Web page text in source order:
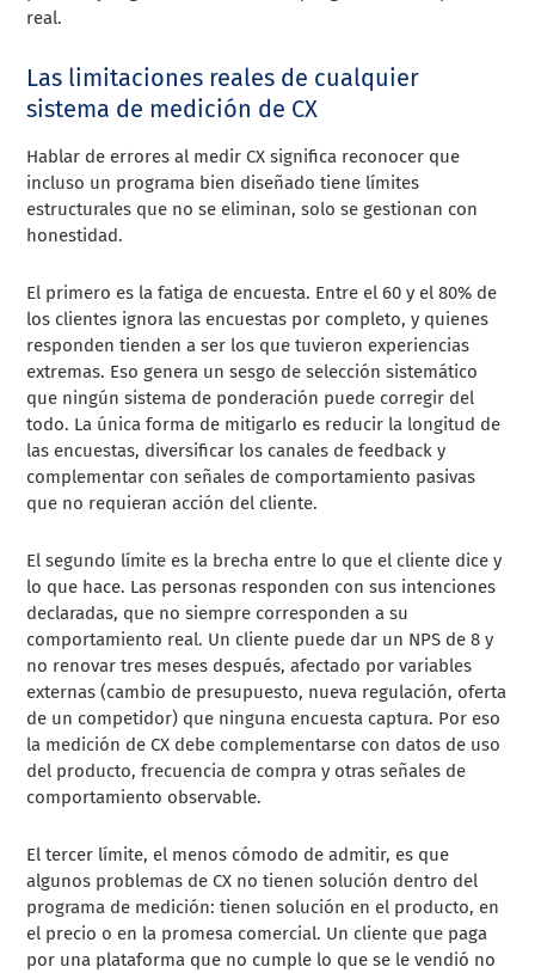
real.
Las limitaciones reales de cualquier
sistema de medición de CX
Hablar de errores al medir CX significa reconocer que
incluso un programa bien diseñado tiene límites
estructurales que no se eliminan, solo se gestionan con
honestidad.
El primero es la fatiga de encuesta. Entre el 60 y el 80% de
los clientes ignora las encuestas por completo, y quienes
responden tienden a ser los que tuvieron experiencias
extremas. Eso genera un sesgo de selección sistemático
que ningún sistema de ponderación puede corregir del
todo. La única forma de mitigarlo es reducir la longitud de
las encuestas, diversificar los canales de feedback y
complementar con señales de comportamiento pasivas
que no requieran acción del cliente.
El segundo límite es la brecha entre lo que el cliente dice y
lo que hace. Las personas responden con sus intenciones
declaradas, que no siempre corresponden a su
comportamiento real. Un cliente puede dar un NPS de 8 y
no renovar tres meses después, afectado por variables
externas (cambio de presupuesto, nueva regulación, oferta
de un competidor) que ninguna encuesta captura. Por eso
la medición de CX debe complementarse con datos de uso
del producto, frecuencia de compra y otras señales de
comportamiento observable.
El tercer límite, el menos cómodo de admitir, es que
algunos problemas de CX no tienen solución dentro del
programa de medición: tienen solución en el producto, en
el precio o en la promesa comercial. Un cliente que paga
por una plataforma que no cumple lo que se le vendió no